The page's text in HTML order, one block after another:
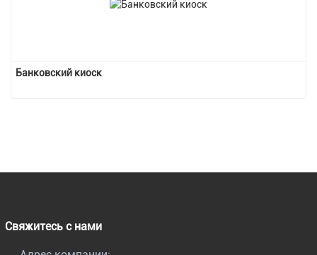
Банковский киоск
Свяжитесь с нами